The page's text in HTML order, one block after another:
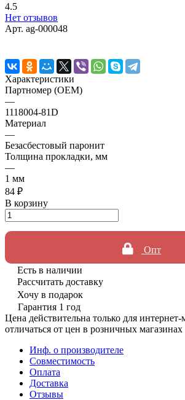
4.5
Нет отзывов
Арт. ag-000048
Характеристики
Партномер (OEM)
—
1118004-81D
Материал
—
Безасбестовый паронит
Толщина прокладки, мм
—
1 мм
84 ₽
В корзину
Опт
Есть в наличии
Рассчитать доставку
Хочу в подарок
Гарантия 1 год
Цена действительна только для
отличаться от цен в розничных магазинах
Инф. о производителе
Совместимость
Оплата
Доставка
Отзывы